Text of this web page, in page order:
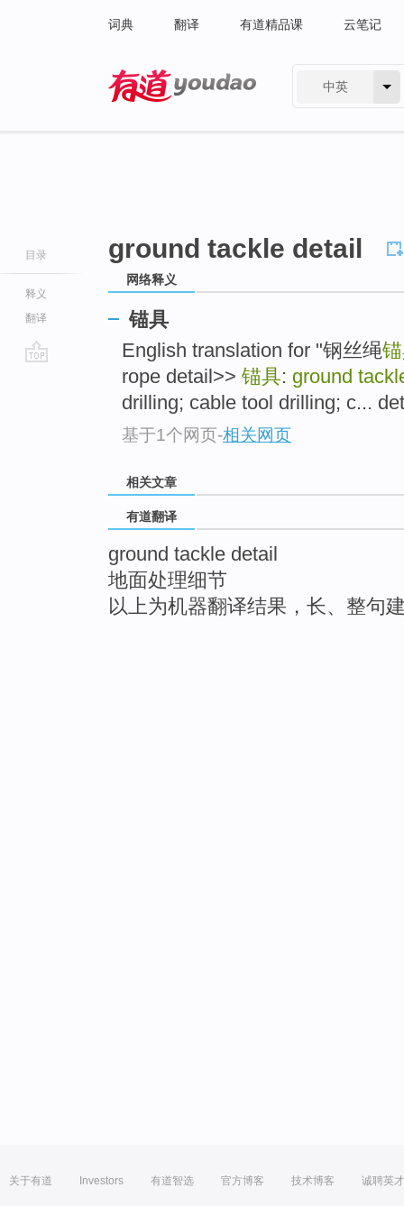
词典 翻译 有道精品课 云笔记
中英
目录
释义
翻译
ground tackle detail
网络释义
锚具
English translation for "钢丝绳
rope detail>> 锚具: ground
drilling; cable tool drilling; c...
基于1个网页-相关网页
相关文章
有道翻译
ground tackle detail
地面处理细节
以上为机器翻译结果，长、整句
关于有道 Investors 有道智选 官方博客 技术博客 诚聘英才